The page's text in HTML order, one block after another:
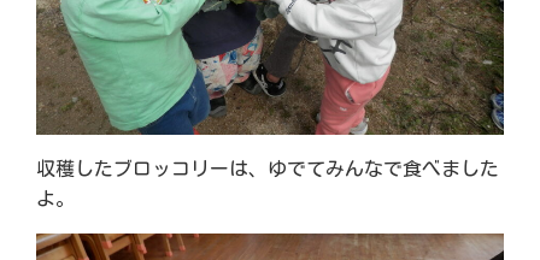
収穫したブロッコリーは、ゆでてみんなで食べました
よ。